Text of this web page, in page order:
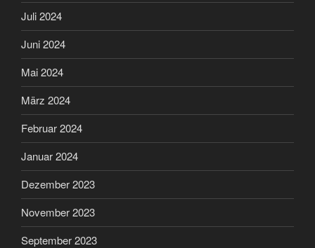
Juli 2024
Juni 2024
Mai 2024
März 2024
Februar 2024
Januar 2024
Dezember 2023
November 2023
September 2023